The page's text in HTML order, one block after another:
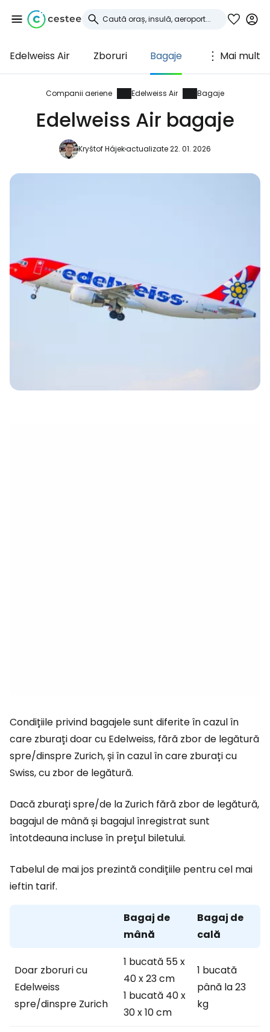
Edelweiss Air Zboruri Bagaje Mai mult
Companii aeriene Edelweiss Air Bagaje
Edelweiss Air bagaje
Kryštof Hájekactualizate 22. 01. 2026
Condițiile privind bagajele sunt diferite în cazul în
care zburați doar cu Edelweiss, fără zbor de legătură
spre/dinspre Zurich, și în cazul în care zburați cu
Swiss, cu zbor de legătură.
Dacă zburați spre/de la Zurich fără zbor de legătură,
bagajul de mână și bagajul înregistrat sunt
întotdeauna incluse în prețul biletului.
Tabelul de mai jos prezintă condițiile pentru cel mai
ieftin tarif.
Bagaj de
mână
Bagaj de
cală
Doar zboruri cu
Edelweiss
spre/dinspre Zurich
1 bucată 55 x
40 x 23 cm
1 bucată 40 x
30 x 10 cm
1 bucată
până la 23
kg
Conectați-vă la
Cestee
... comunitatea mondială a călătorilor